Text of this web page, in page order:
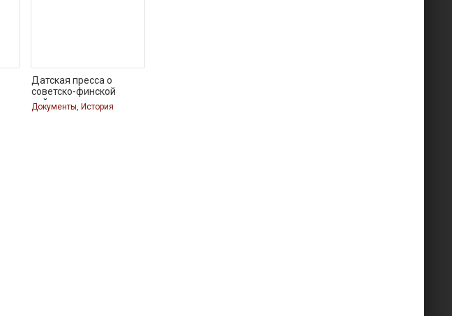
Датская пресса о
советско-финской
войне
Документы, История